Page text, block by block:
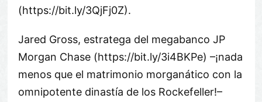
(https://bit.ly/3QjFj0Z).
Jared Gross, estratega del megabanco JP
Morgan Chase (https://bit.ly/3i4BKPe) –¡nada
menos que el matrimonio morganático con la
omnipotente dinastía de los Rockefeller!–